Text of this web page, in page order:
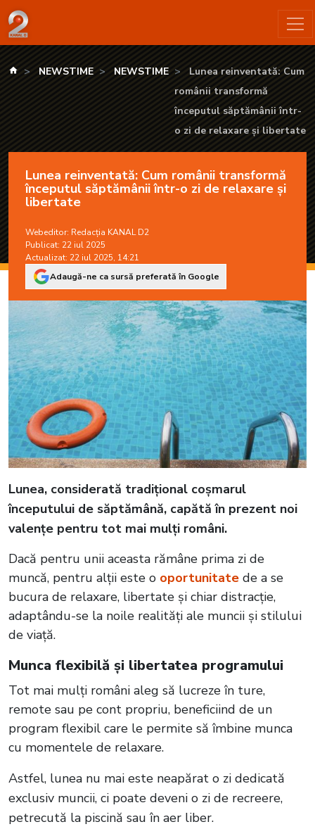
Lunea reinventată: Cum românii transformă începutul
kanald.ro
NEWSTIME NEWSTIME
Lunea reinventată: Cum
românii transformă
începutul săptămânii într-
o zi de relaxare și libertate
Lunea reinventată: Cum românii transformă
începutul săptămânii într-o zi de relaxare și
libertate
Webeditor: Redacția KANAL D2
Publicat: 22 iul 2025
Actualizat: 22 iul 2025, 14:21
Adaugă-ne ca sursă preferată în Google
Lunea, considerată tradițional coșmarul
începutului de săptămână, capătă în prezent noi
valențe pentru tot mai mulți români.
Dacă pentru unii aceasta rămâne prima zi de
muncă, pentru alții este o oportunitate de a se
bucura de relaxare, libertate și chiar distracție,
adaptându-se la noile realități ale muncii și stilului
de viață.
Munca flexibilă și libertatea programului
Tot mai mulți români aleg să lucreze în ture,
remote sau pe cont propriu, beneficiind de un
program flexibil care le permite să îmbine munca
cu momentele de relaxare.
Astfel, lunea nu mai este neapărat o zi dedicată
exclusiv muncii, ci poate deveni o zi de recreere,
petrecută la piscină sau în aer liber.